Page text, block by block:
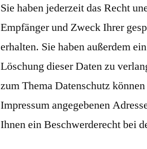
Sie haben jederzeit das Recht
Empfänger und Zweck Ihrer
erhalten. Sie haben außerdem
Löschung dieser Daten zu
zum Thema Datenschutz
Impressum angegebenen
Ihnen ein Beschwerderecht bei